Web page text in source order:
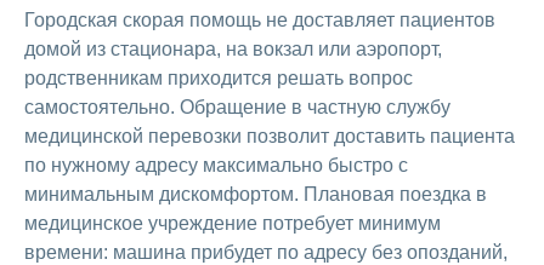
Городская скорая помощь не доставляет пациентов
домой из стационара, на вокзал или аэропорт,
родственникам приходится решать вопрос
самостоятельно. Обращение в частную службу
медицинской перевозки позволит доставить пациента
по нужному адресу максимально быстро с
минимальным дискомфортом. Плановая поездка в
медицинское учреждение потребует минимум
времени: машина прибудет по адресу без опозданий,